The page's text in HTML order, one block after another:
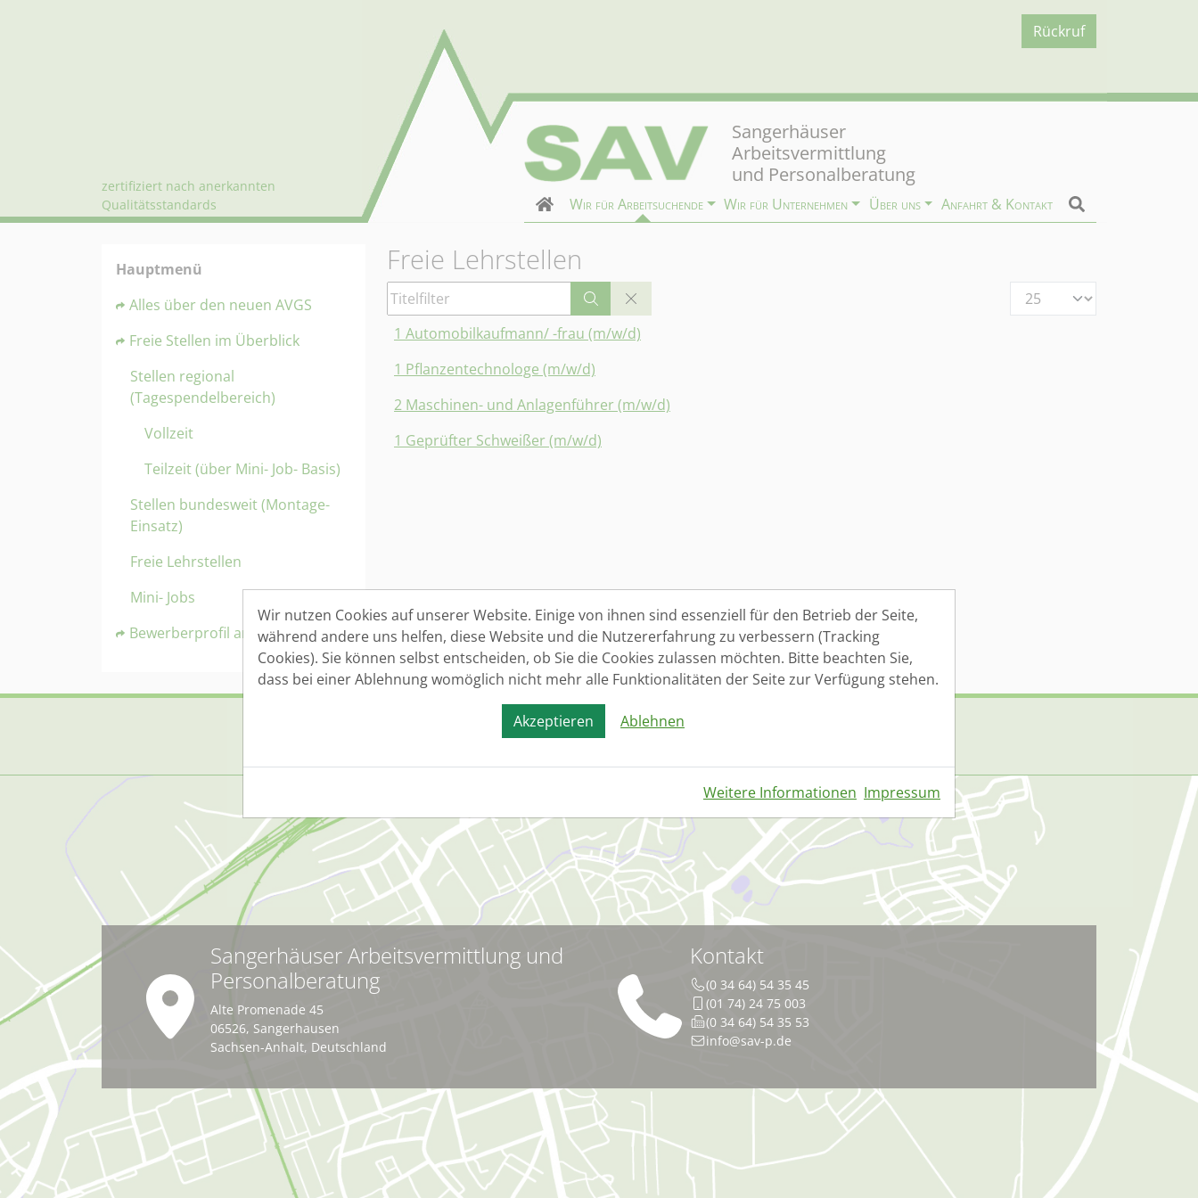
Rückruf
zertifiziert nach anerkannten
Qualitätsstandards
Sangerhäuser
Arbeitsvermittlung
und Personalberatung
Wir für Arbeitsuchende Wir für Unternehmen Über uns Anfahrt & Kontakt
Hauptmenü
Alles über den neuen AVGS
Freie Stellen im Überblick
Stellen regional
(Tagespendelbereich)
Vollzeit
Teilzeit (über Mini- Job- Basis)
Stellen bundesweit (Montage-
Einsatz)
Freie Lehrstellen
Mini- Jobs
Bewerberprofil anlegen
Freie Lehrstellen
Titelfilter Anzeige #
1 Automobilkaufmann/ -frau (m/w/d)
1 Pflanzentechnologe (m/w/d)
2 Maschinen- und Anlagenführer (m/w/d)
1 Geprüfter Schweißer (m/w/d)
Sangerhäuser Arbeitsvermittlung und
Personalberatung
Alte Promenade 45
06526, Sangerhausen
Sachsen-Anhalt, Deutschland
Kontakt
(0 34 64) 54 35 45
(01 74) 24 75 003
(0 34 64) 54 35 53
info@sav-p.de
Wir nutzen Cookies auf unserer Website. Einige von ihnen sind essenziell für den Betrieb der Seite,
während andere uns helfen, diese Website und die Nutzererfahrung zu verbessern (Tracking
Cookies). Sie können selbst entscheiden, ob Sie die Cookies zulassen möchten. Bitte beachten Sie,
dass bei einer Ablehnung womöglich nicht mehr alle Funktionalitäten der Seite zur Verfügung stehen.
Akzeptieren Ablehnen
Weitere Informationen Impressum